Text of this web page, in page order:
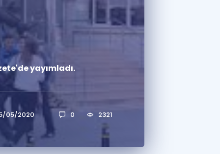
Tek Takvimde
Özel Fırsatlar
İlgili Haberler
Konu Anlatımı
yayımladı.
05/2020 0 2321